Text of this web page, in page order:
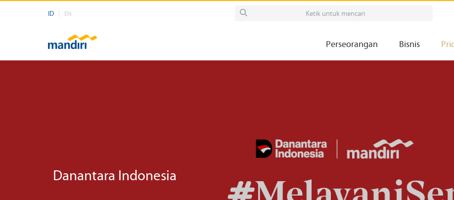
ID EN
Perseorangan Bisnis
Danantara Indonesia